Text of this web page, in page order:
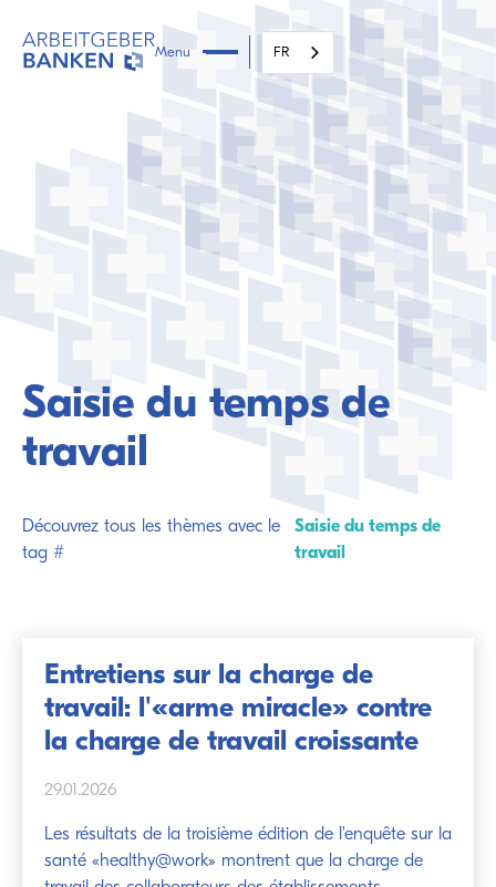
Menu FR
Saisie du temps de
travail
Découvrez tous les thèmes avec le
tag #
Saisie du temps de
travail
Entretiens sur la charge de
travail: l'«arme miracle» contre
la charge de travail croissante
29.01.2026
Les résultats de la troisième édition de l'enquête sur la
santé «healthy@work» montrent que la charge de